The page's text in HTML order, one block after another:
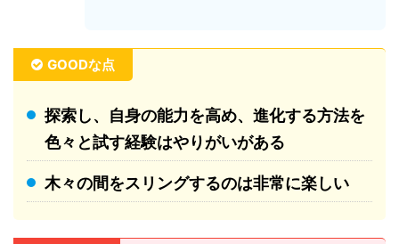
GOODな点
探索し、自身の能力を高め、進化する方法を
色々と試す経験はやりがいがある
木々の間をスリングするのは非常に楽しい